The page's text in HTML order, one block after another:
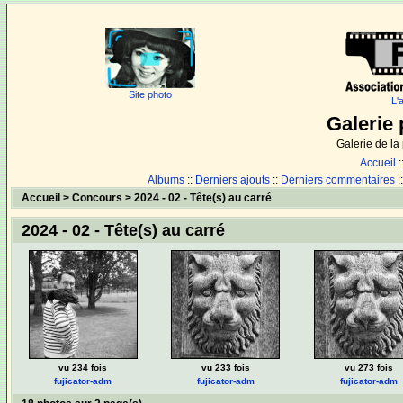
Site photo
Galerie
Galerie de la
Accueil
Albums :: Derniers ajouts :: Derniers commentaires
Accueil > Concours > 2024 - 02 - Tête(s) au carré
2024 - 02 - Tête(s) au carré
vu 234 fois
fujicator-adm
vu 233 fois
fujicator-adm
vu 273 fois
fujicator-adm